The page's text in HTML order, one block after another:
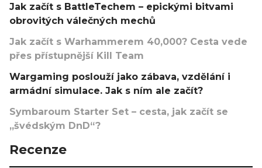
Jak začít s BattleTechem – epickými bitvami
obrovitých válečných mechů
Jak začít s Warhammerem 40,000? Cesta vede
přes přístupnější Kill Team
Wargaming poslouží jako zábava, vzdělání i
armádní simulace. Jak s ním ale začít?
Symbaroum Starter Set – cesta, jak začít se
„švédským DnD“?
Recenze